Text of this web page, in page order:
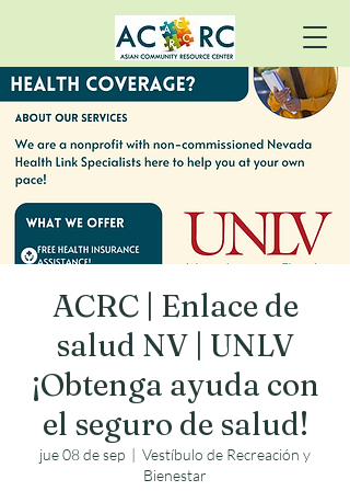
ACRC | Enlace de
salud NV | UNLV
¡Obtenga ayuda con
el seguro de salud!
jue 08 de sep
  |
Vestíbulo de Recreación y
Bienestar